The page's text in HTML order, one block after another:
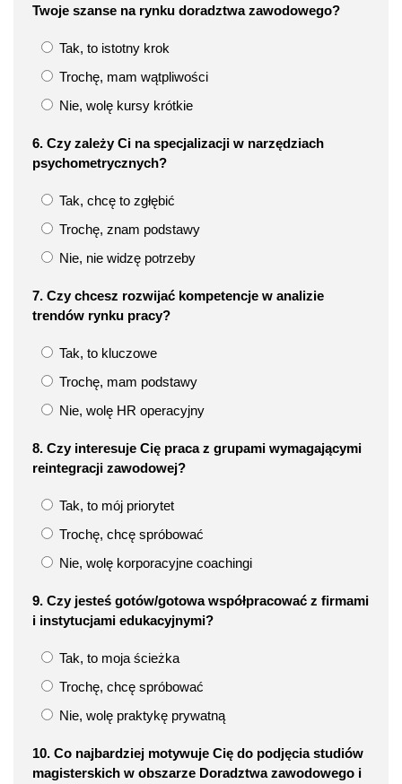
Twoje szanse na rynku doradztwa zawodowego?​
Tak, to istotny krok
Trochę, mam wątpliwości
Nie, wolę kursy krótkie
6. Czy zależy Ci na specjalizacji w narzędziach
psychometrycznych?​
Tak, chcę to zgłębić
Trochę, znam podstawy
Nie, nie widzę potrzeby
7. Czy chcesz rozwijać kompetencje w analizie
trendów rynku pracy?​
Tak, to kluczowe
Trochę, mam podstawy
Nie, wolę HR operacyjny
8. Czy interesuje Cię praca z grupami wymagającymi
reintegracji zawodowej?​
Tak, to mój priorytet
Trochę, chcę spróbować
Nie, wolę korporacyjne coachingi
9. Czy jesteś gotów/gotowa współpracować z firmami
i instytucjami edukacyjnymi?​
Tak, to moja ścieżka
Trochę, chcę spróbować
Nie, wolę praktykę prywatną
10. Co najbardziej motywuje Cię do podjęcia studiów
magisterskich w obszarze Doradztwa zawodowego i